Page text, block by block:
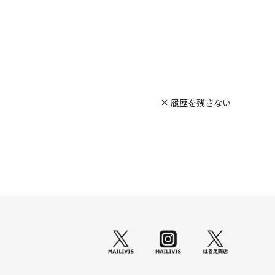
履歴を残さない